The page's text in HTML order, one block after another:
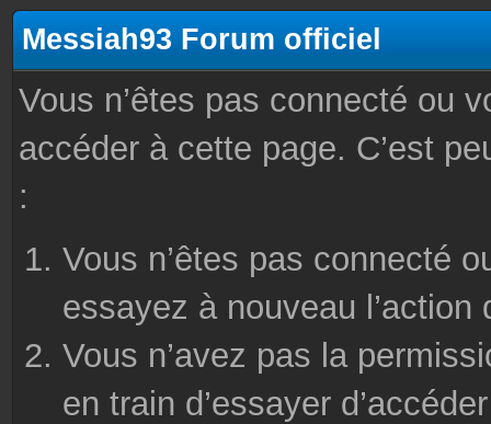
Messiah93 Forum officiel
Vous n’êtes pas connecté ou
accéder à cette page. C’est
:
Vous n’êtes pas connecté
essayez à nouveau
Vous n’avez pas la
en train d’essayer